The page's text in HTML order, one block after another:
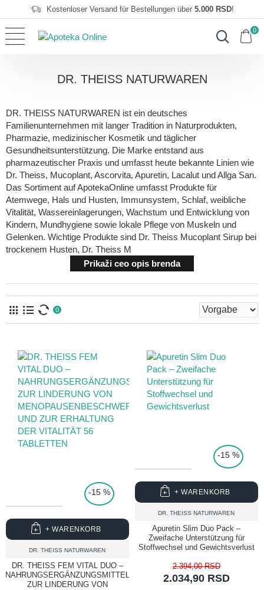
Kostenloser Versand für Bestellungen über 5.000 RSD!
0
DR. THEISS NATURWAREN
DR. THEISS NATURWAREN ist ein deutsches
Familienunternehmen mit langer Tradition in Naturprodukten,
Pharmazie, medizinischer Kosmetik und täglicher
Gesundheitsunterstützung. Die Marke entstand aus
pharmazeutischer Praxis und umfasst heute bekannte Linien wie
Dr. Theiss, Mucoplant, Ascorvita, Apuretin, Lacalut und Allga San.
Das Sortiment auf ApotekaOnline umfasst Produkte für
Atemwege, Hals und Husten, Immunsystem, Schlaf, weibliche
Vitalität, Wassereinlagerungen, Wachstum und Entwicklung von
Kindern, Mundhygiene sowie lokale Pflege von Muskeln und
Gelenken. Wichtige Produkte sind Dr. Theiss Mucoplant Sirup bei
trockenem Husten, Dr. Theiss M
Prikaži ceo opis brenda
0
-15 %
DR. THEISS NATURWAREN
DR. THEISS FEM VITAL DUO –
NAHRUNGSERGÄNZUNGSMITTEL
ZUR LINDERUNG VON
+ WARENKORB
-15 %
DR. THEISS NATURWAREN
Apuretin Slim Duo Pack –
Zweifache Unterstützung für
Stoffwechsel und Gewichtsverlust
2.034,90 RSD
2.394,00 RSD
+ WARENKORB